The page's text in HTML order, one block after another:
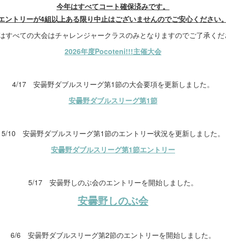
今年はすべてコート確保済みです。
ントリーが4組以上ある限り中止はございませんのでご安心ください
すべての大会はチャレンジャークラスのみとなりますのでご了承く
2026年度Pocoteni!!!主催大会
4/17 安曇野ダブルスリーグ第1節の大会要項を更新しました。
安曇野ダブルスリーグ第1節
5/10 安曇野ダブルスリーグ第1節のエントリー状況を更新しました。
安曇野ダブルスリーグ第1節エントリー
5/17 安曇野しのぶ会のエントリーを開始しました。
安曇野しのぶ会
6/6 安曇野ダブルスリーグ第2節のエントリーを開始しました。